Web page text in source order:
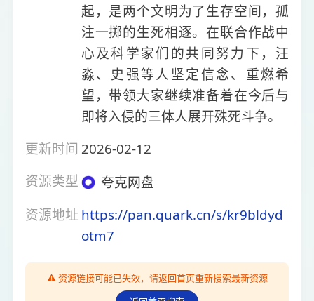
起，是两个文明为了生存空间，孤
注一掷的生死相逐。在联合作战中
心及科学家们的共同努力下，汪
淼、史强等人坚定信念、重燃希
望，带领大家继续准备着在今后与
即将入侵的三体人展开殊死斗争。
更新时间 2026-02-12
资源类型
夸克网盘
资源地址 https://pan.quark.cn/s/kr9bldyd
otm7
⚠️ 资源链接可能已失效，请返回首页重新搜索最新资源